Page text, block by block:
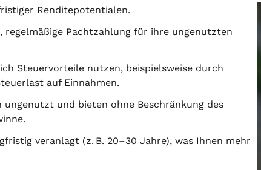
Renditepotentialen.
regelmäßige Pachtzahlung für ihre ungenutzten
Steuervorteile nutzen, beispielsweise durch
auf Einnahmen.
ungenutzt und bieten ohne Beschränkung des
veranlagt (z. B. 20–30 Jahre), was Ihnen mehr